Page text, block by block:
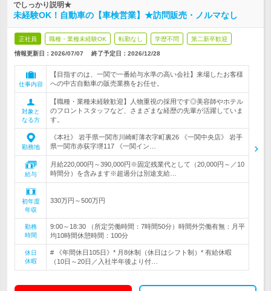
でしっかり説明★
未経験OK！自動車の【車検営業】★訪問販売・ノルマなし
正社員 職種・業種未経験OK 転勤なし 学歴不問 第二新卒歓迎
情報更新日：2026/07/07 終了予定日： 2026/12/28
仕事内容
【目指すのは、一関で一番給与水準の高い会社】来場したお客様
への中古自動車の販売業務をお任せ。
対象と
なる方
【職種・業種未経験歓迎】人物重視の採用です◎美容師やホテル
のフロントスタッフなど、さまざまな経歴の先輩が活躍していま
す。
勤務地
《本社》 岩手県一関市川崎町薄衣字町裏26 《一関中央店》 岩手
県一関市赤荻字堺117 《一関イン…
給与
月給220,000円～390,000円※固定残業代として（20,000円～／10
時間分）を含みます※超過分は別途支給…
初年度
年収
330万円～500万円
勤務
時間
9:00～18:30 （所定労働時間：7時間50分）時間外労働有無：月平
均10時間休憩時間：100分
休日
休暇
# 《年間休日105日》* 月8休制（休日はシフト制）* 有給休暇
（10日～20日／入社半年後より付…